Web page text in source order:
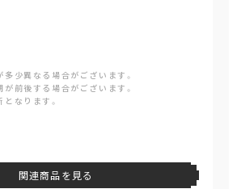
多少異なる場合がございます。
が前後する場合がございます。
なります。
関連商品を見る